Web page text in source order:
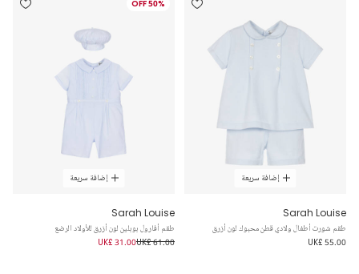
إضافة سريعة
Sarah Louise
طقم شورت أطفال ولادي قطن محبوك لون أزرق
UK£ 55.00
50% OFF
إضافة سريعة
Sarah Louise
طقم أفارول بوبلين لون أزرق للأولاد الرضع
UK£ 61.00
UK£ 31.00